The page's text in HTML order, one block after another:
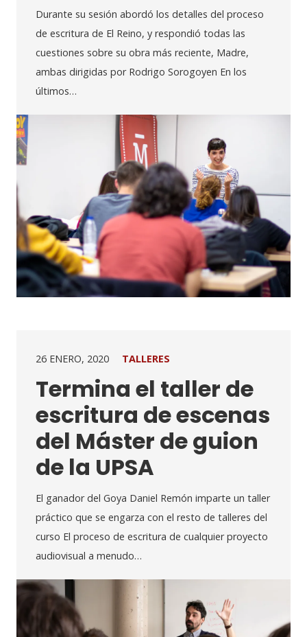
Durante su sesión abordó los detalles del proceso
de escritura de El Reino, y respondió todas las
cuestiones sobre su obra más reciente, Madre,
ambas dirigidas por Rodrigo Sorogoyen En los
últimos…
26 ENERO, 2020 TALLERES
Termina el taller de
escritura de escenas
del Máster de guion
de la UPSA
El ganador del Goya Daniel Remón imparte un taller
práctico que se engarza con el resto de talleres del
curso El proceso de escritura de cualquier proyecto
audiovisual a menudo…